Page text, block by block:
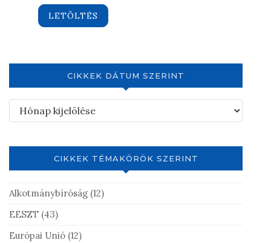
LETÖLTÉS
CIKKEK DÁTUM SZERINT
CIKKEK TÉMAKÖRÖK SZERINT
Alkotmánybíróság (12)
EESZT (43)
Európai Unió (12)